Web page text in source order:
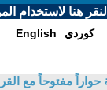
هنا لاستخدام
English كوردي
مفتوحاً مع